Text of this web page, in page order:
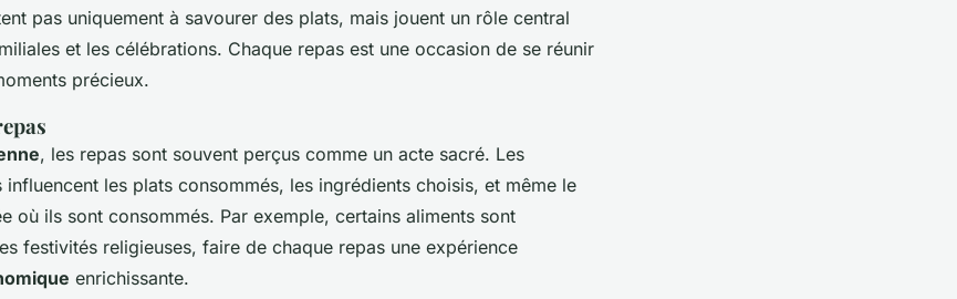
pas uniquement à savourer des plats, mais jouent un rôle central
et les célébrations. Chaque repas est une occasion de se réunir
précieux.
, les repas sont souvent perçus comme un acte sacré. Les
influencent les plats consommés, les ingrédients choisis, et même le
où ils sont consommés. Par exemple, certains aliments sont
festivités religieuses, faire de chaque repas une expérience
enrichissante.